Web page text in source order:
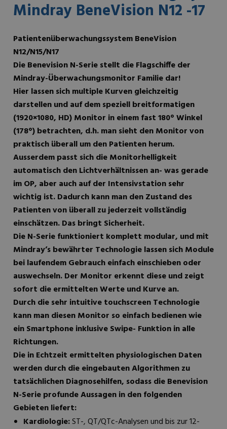
Mindray BeneVision N12 -17
Patientenüberwachungssystem BeneVision
N12/N15/N17
Die Benevision N-Serie stellt die Flagschiffe der
Mindray-Überwachungsmonitor Familie dar!
Hier lassen sich multiple Kurven gleichzeitig
darstellen und auf dem speziell breitformatigen
(1920×1080, HD) Monitor in einem fast 180° Winkel
(178°) betrachten, d.h. man sieht den Monitor von
praktisch überall um den Patienten herum.
Ausserdem passt sich die Monitorhelligkeit
automatisch den Lichtverhältnissen an- was gerade
im OP, aber auch auf der Intensivstation sehr
wichtig ist. Dadurch kann man den Zustand des
Patienten von überall zu jederzeit vollständig
einschätzen. Das bringt Sicherheit.
Die N-Serie funktioniert komplett modular, und mit
Mindray’s bewährter Technologie lassen sich Module
bei laufendem Gebrauch einfach einschieben oder
auswechseln. Der Monitor erkennt diese und zeigt
sofort die ermittelten Werte und Kurve an.
Durch die sehr intuitive touchscreen Technologie
kann man diesen Monitor so einfach bedienen wie
ein Smartphone inklusive Swipe- Funktion in alle
Richtungen.
Die in Echtzeit ermittelten physiologischen Daten
werden durch die eingebauten Algorithmen zu
tatsächlichen Diagnosehilfen, sodass die Benevision
N-Serie profunde Aussagen in den folgenden
Gebieten liefert:
Kardiologie:ST-, QT/QTc-Analysen und bis zur 12-